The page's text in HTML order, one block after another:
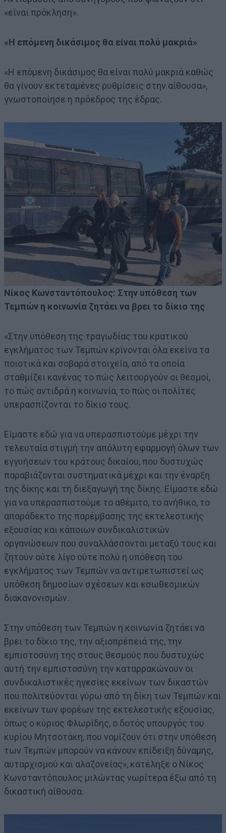
«είναι πρόκληση».
«Η επόμενη δικάσιμος θα είναι πολύ μακριά»
«Η επόμενη δικάσιμος θα είναι πολύ μακριά καθώς
θα γίνουν εκτεταμένες ρυθμίσεις στην αίθουσα»,
γνωστοποίησε η πρόεδρος της έδρας.
Νίκος Κωνσταντόπουλος: Στην υπόθεση των
Τεμπών η κοινωνία ζητάει να βρει το δίκιο της
«Στην υπόθεση της τραγωδίας του κρατικού
εγκλήματος των Τεμπών κρίνονται όλα εκείνα τα
ποιοτικά και σοβαρά στοιχεία, από τα οποία
σταθμίζει κανένας το πώς λειτουργούν οι θεσμοί,
το πώς αντιδρά η κοινωνία, το πώς οι πολίτες
υπερασπίζονται το δίκιο τους.
Είμαστε εδώ για να υπερασπιστούμε μέχρι την
τελευταία στιγμή την απόλυτη εφαρμογή όλων των
εγγυήσεων του κράτους δικαίου, που δυστυχώς
παραβιάζονται συστηματικά μέχρι και την έναρξη
της δίκης και τη διεξαγωγή της δίκης. Είμαστε εδώ
για να υπερασπιστούμε το αθέμιτο, το ανήθικο, το
απαράδεκτο της παρέμβασης της εκτελεστικής
εξουσίας και κάποιων συνδικαλιστικών
οργανώσεων που συναλλάσσονται μεταξύ τους και
ζητούν ούτε λίγο ούτε πολύ η υπόθεση του
εγκλήματος των Τεμπών να αντιμετωπιστεί ως
υπόθεση δημοσίων σχέσεων και εσωθεσμικών
διακανονισμών.
Στην υπόθεση των Τεμπών η κοινωνία ζητάει να
βρει το δίκιο της, την αξιοπρέπειά της, την
εμπιστοσύνη της στους θεσμούς που δυστυχώς
αυτή την εμπιστοσύνη την καταρρακώνουν οι
συνδικαλιστικές ηγεσίες εκείνων των δικαστών
που πολιτεύονται γύρω από τη δίκη των Τεμπών και
εκείνων των φορέων της εκτελεστικής εξουσίας,
όπως ο κύριος Φλωρίδης, ο δοτός υπουργός του
κυρίου Μητσοτάκη, που νομίζουν ότι στην υπόθεση
των Τεμπών μπορούν να κάνουν επίδειξη δύναμης,
αυταρχισμού και αλαζονείας», κατέληξε ο Νίκος
Κωνσταντόπουλος μιλώντας νωρίτερα έξω από τη
δικαστική αίθουσα.